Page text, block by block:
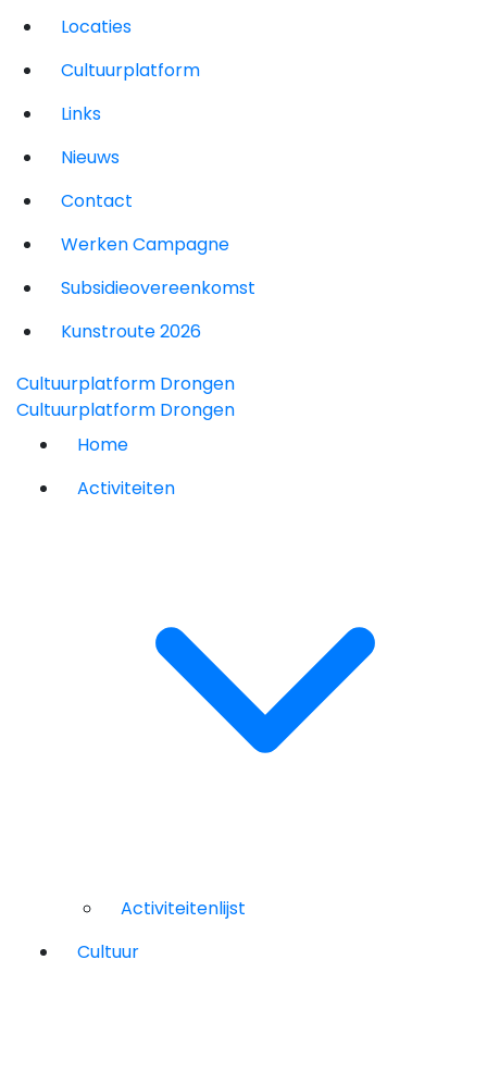
Locaties
Cultuurplatform
Links
Nieuws
Contact
Werken Campagne
Subsidieovereenkomst
Kunstroute 2026
Cultuurplatform Drongen
Cultuurplatform Drongen
Home
Activiteiten
Activiteitenlijst
Cultuur